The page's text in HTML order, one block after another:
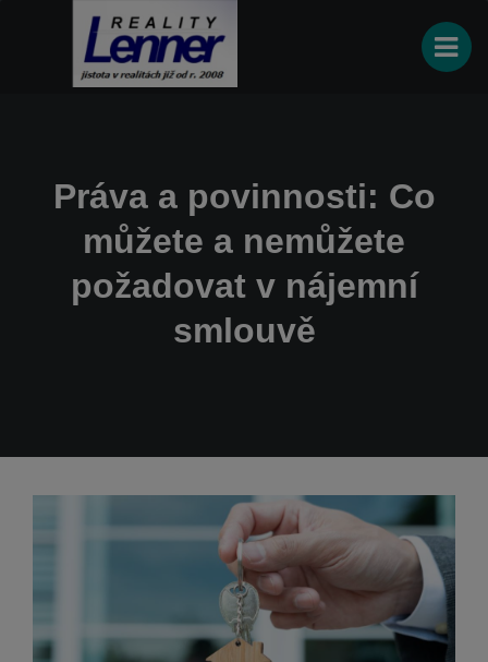
Práva a povinnosti: Co
můžete a nemůžete
požadovat v nájemní
smlouvě